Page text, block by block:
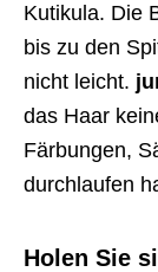
Kutikula. Die
bis zu den
nicht leicht.
das Haar
Färbungen,
durchlaufen
Holen Sie